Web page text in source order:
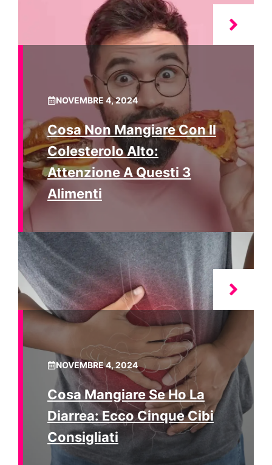
NOVEMBRE 4, 2024
Cosa Non Mangiare Con Il
Colesterolo Alto:
Attenzione A Questi 3
Alimenti
NOVEMBRE 4, 2024
Cosa Mangiare Se Ho La
Diarrea: Ecco Cinque Cibi
Consigliati